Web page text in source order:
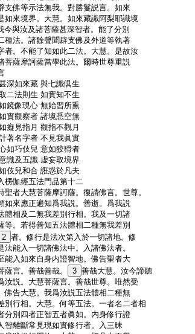
支佛等示法無我。對勝鬘説言。如來
如來境界。大慧。如來藏識阿梨耶識境
今與汝及諸菩薩甚深智者。能了分別
種法。諸餘聲聞辟支佛及外道等執著
者。不能了知如此二法。大慧。是故汝
菩薩摩訶薩當學此法。爾時世尊重説
深如來藏 與七識倶生
二法則生 如實知不生
鏡像現心 無始習所熏
實觀察者 諸境悉空無
癡見指月 觀指不觀月
著名字者 不見我眞實
如巧伎兒 意如狡猾者
識及五識 虚妄取境界
伎兒和合 誑惑於凡夫
楞伽經五法門品第十二
聖者大慧菩薩摩訶薩。復請佛言。世尊。
如來應正遍知爲我説。善逝。爲我説
體相及二無我差別行相。我及一切諸
等。若得善知五法體相二種無我差別
2 者。修行是法次第入於一切諸地。修
法能入一切諸佛法中。入諸佛法者。
能入如來自身内證智地。佛告聖者大
薩言。善哉善哉。 3 善哉大慧。汝今諦聽
汝説。大慧菩薩言。善哉世尊。唯然受
佛告大慧。我爲汝説五法體相二種無
別行相。大慧。何等五法。一者名二者相
分別四者正智五者眞如。内身修行證
智離斷常見現如實修行者。入三昧